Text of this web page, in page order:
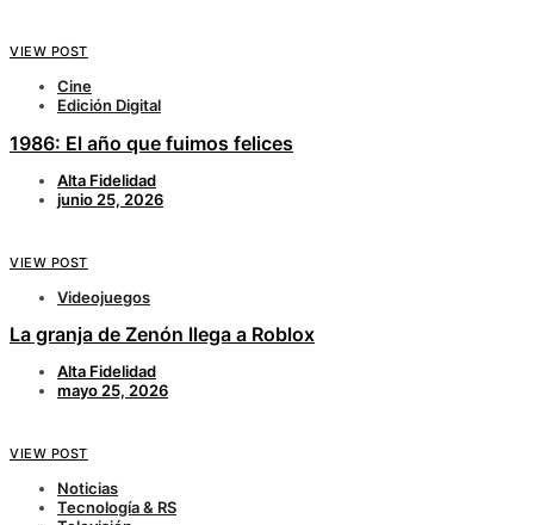
VIEW POST
Cine
Edición Digital
1986: El año que fuimos felices
Alta Fidelidad
junio 25, 2026
VIEW POST
Videojuegos
La granja de Zenón llega a Roblox
Alta Fidelidad
mayo 25, 2026
VIEW POST
Noticias
Tecnología & RS